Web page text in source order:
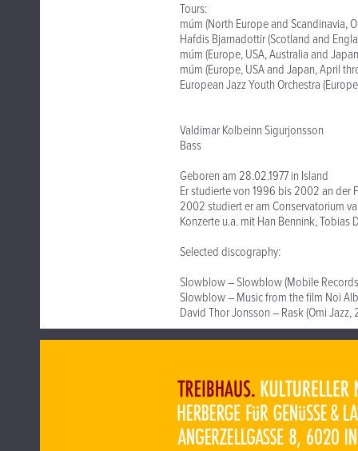
Tours:
múm (North Europe and Scandinavia,
Hafdis Bjarnadottir (Scotland and
múm (Europe, USA, Australia and
múm (Europe, USA and Japan, April
European Jazz Youth Orchestra
Valdimar Kolbeinn Sigurjonsson
Bass
Geboren am 28.02.1977 in Island
Er studierte von 1996 bis 2002 an der
2002 studiert er am Conservatorium
Konzerte u.a. mit Han Bennink, Tobias
Selected discography:
Slowblow – Slowblow (Mobile
Slowblow – Music from the film Noi
David Thor Jonsson – Rask (Omi Jazz,